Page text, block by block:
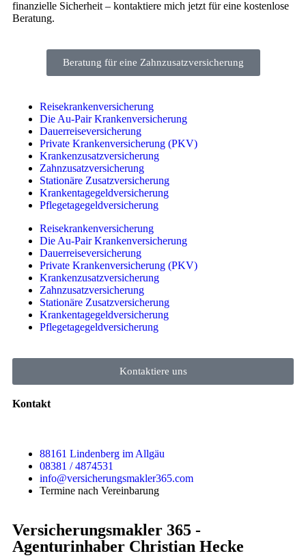
finanzielle Sicherheit – kontaktiere mich jetzt für eine kostenlose
Beratung.
Beratung für eine Zahnzusatzversicherung
Reisekrankenversicherung
Die Au-Pair Krankenversicherung
Dauerreiseversicherung
Private Krankenversicherung (PKV)
Krankenzusatzversicherung
Zahnzusatzversicherung
Stationäre Zusatzversicherung
Krankentagegeldversicherung
Pflegetagegeldversicherung
Reisekrankenversicherung
Die Au-Pair Krankenversicherung
Dauerreiseversicherung
Private Krankenversicherung (PKV)
Krankenzusatzversicherung
Zahnzusatzversicherung
Stationäre Zusatzversicherung
Krankentagegeldversicherung
Pflegetagegeldversicherung
Kontaktiere uns
Kontakt
88161 Lindenberg im Allgäu
08381 / 4874531
info@versicherungsmakler365.com
Termine nach Vereinbarung
Versicherungsmakler 365 -
Agenturinhaber Christian Hecke